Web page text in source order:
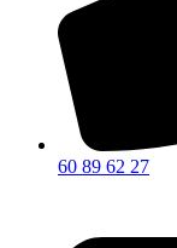
60 89 62 27